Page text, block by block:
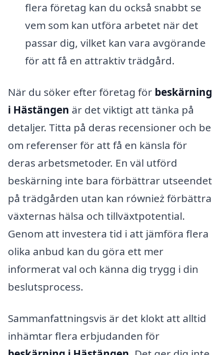
flera företag kan du också snabbt se
vem som kan utföra arbetet när det
passar dig, vilket kan vara avgörande
för att få en attraktiv trädgård.
När du söker efter företag för beskärning
i Hästängen är det viktigt att tänka på
detaljer. Titta på deras recensioner och be
om referenser för att få en känsla för
deras arbetsmetoder. En väl utförd
beskärning inte bara förbättrar utseendet
på trädgården utan kan również förbättra
växternas hälsa och tillväxtpotential.
Genom att investera tid i att jämföra flera
olika anbud kan du göra ett mer
informerat val och känna dig trygg i din
beslutsprocess.
Sammanfattningsvis är det klokt att alltid
inhämtar flera erbjudanden för